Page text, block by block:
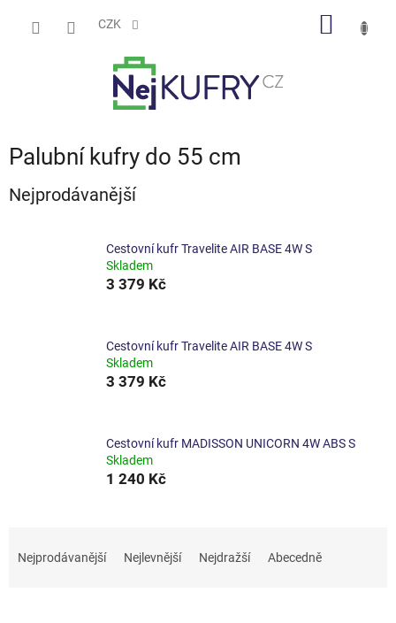
CZK
Palubní kufry do 55 cm
Nejprodávanější
Cestovní kufr Travelite AIR BASE 4W S
Skladem
3 379 Kč
Cestovní kufr Travelite AIR BASE 4W S
Skladem
3 379 Kč
Cestovní kufr MADISSON UNICORN 4W ABS S
Skladem
1 240 Kč
Nejprodávanější Nejlevnější Nejdražší Abecedně